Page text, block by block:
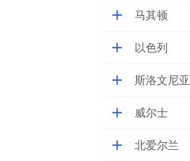
马其顿
以色列
斯洛文尼亚
威尔士
北爱尔兰